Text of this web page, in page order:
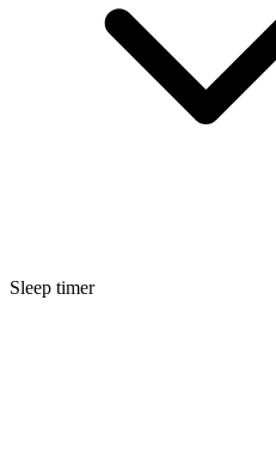
Sleep timer